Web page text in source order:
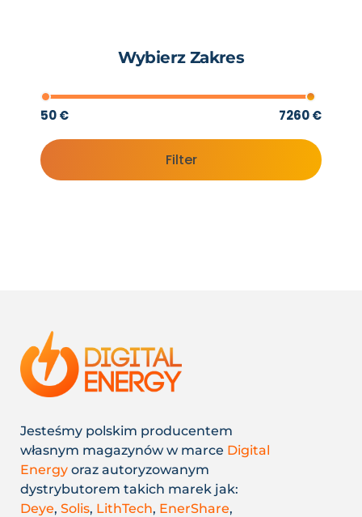
Wybierz Zakres
50 € 7260 €
Filter
Jesteśmy polskim producentem
własnym magazynów w marce Digital
Energy oraz autoryzowanym
dystrybutorem takich marek jak:
Deye, Solis, LithTech, EnerShare,